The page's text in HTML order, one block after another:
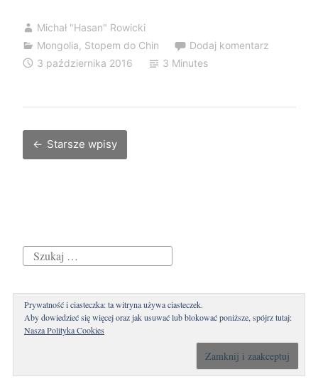
.
D
z
e
ń
p
ż
y
2
4
Michał "Hasan" Rowicki
Mongolia, Stopem do Chin
Dodaj komentarz
3 października 2016
3 Minutes
Nawigacja
Starsze wpisy
u
k
a
:
Ostatnie wpisy
37-38. Dzień podróży (1-2.10)
Prywatność i ciasteczka: ta witryna używa ciasteczek.
Aby dowiedzieć się więcej oraz jak usuwać lub blokować poniższe, spójrz tutaj:
Nasza Polityka Cookies